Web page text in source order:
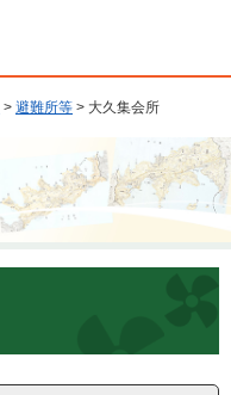
> 避難所等 > 大久集会所